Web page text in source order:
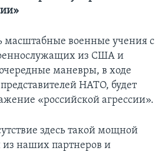
масштабные военные учения с
из США и
маневры, в ходе
НАТО, будет
«российской агрессии».
здесь такой мощной
из наших партнеров и